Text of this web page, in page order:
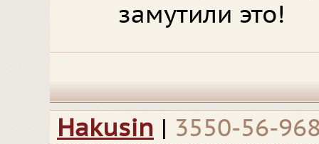
замутили это!
Hakusin | 3550-56-